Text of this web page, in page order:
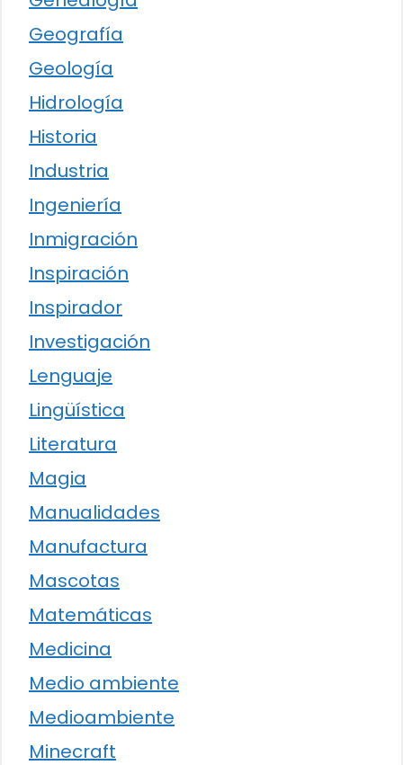
Geografía
Geología
Hidrología
Historia
Industria
Ingeniería
Inmigración
Inspiración
Inspirador
Investigación
Lenguaje
Lingüística
Literatura
Magia
Manualidades
Manufactura
Mascotas
Matemáticas
Medicina
Medio ambiente
Medioambiente
Minecraft